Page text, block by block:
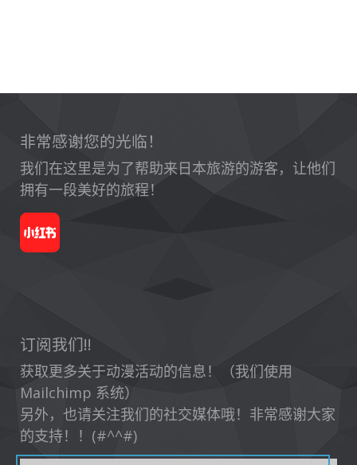
非常感谢您的光临！
我们在这里是为了帮助来日本旅游的游客，让他们
拥有一段美好的旅程！
订阅我们!!
获取更多关于动漫活动的信息！（我们使用
Mailchimp 系统）
另外，也请关注我们的社交媒体哦！非常感谢大家
的支持！！(#^^#)